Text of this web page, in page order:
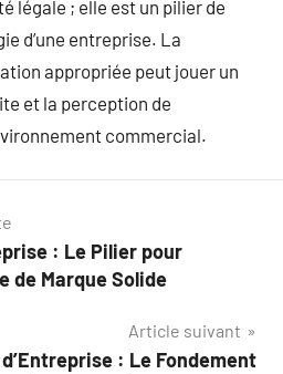
légale ; elle est un pilier de
d’une entreprise. La
appropriée peut jouer un
et la perception de
commercial.
: Le Pilier pour
de Marque Solide
Article suivant
: Le Fondement